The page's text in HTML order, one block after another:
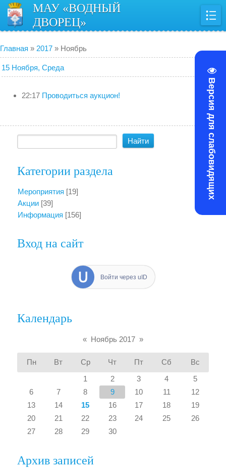
Версия для слабовидящих
МАУ «ВОДНЫЙ
ДВОРЕЦ»
Главная » 2017 » Ноябрь
15 Ноября, Среда
22:17 Проводиться аукцион!
Категории раздела
Мероприятия [19]
Акции [39]
Информация [156]
Вход на сайт
Войти через uID
Календарь
« Ноябрь 2017 »
Пн Вт Ср Чт Пт Сб
Вс
1
2 3 4
5
6
7 8 9 10 11
12
13
14 15 16 17 18
19
20
21 22 23 24 25
26
27
28 29 30
Архив записей